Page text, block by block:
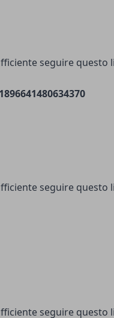
seguire questo
seguire questo
seguire questo